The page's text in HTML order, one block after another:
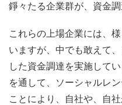
錚々たる企業群が、資金調
これらの上場企業には、
いますが、中でも敢えて
した資金調達を実施して
を通して、ソーシャルレ
ことにより、自社や、自